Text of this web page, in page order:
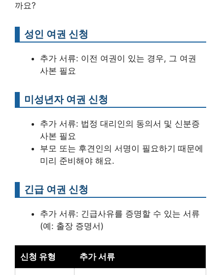
까요?
성인 여권 신청
추가 서류: 이전 여권이 있는 경우, 그 여권
사본 필요
미성년자 여권 신청
추가 서류: 법정 대리인의 동의서 및 신분증
사본 필요
부모 또는 후견인의 서명이 필요하기 때문에
미리 준비해야 해요.
긴급 여권 신청
추가 서류: 긴급사유를 증명할 수 있는 서류
(예: 출장 증명서)
신청 유형 추가 서류